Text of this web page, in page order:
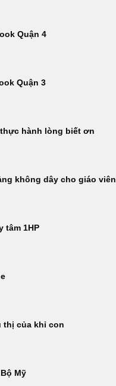
Quận 4
Quận 3
hành lòng biết ơn
không dây cho giáo viên
tâm 1HP
thị của khỉ con
Mỹ